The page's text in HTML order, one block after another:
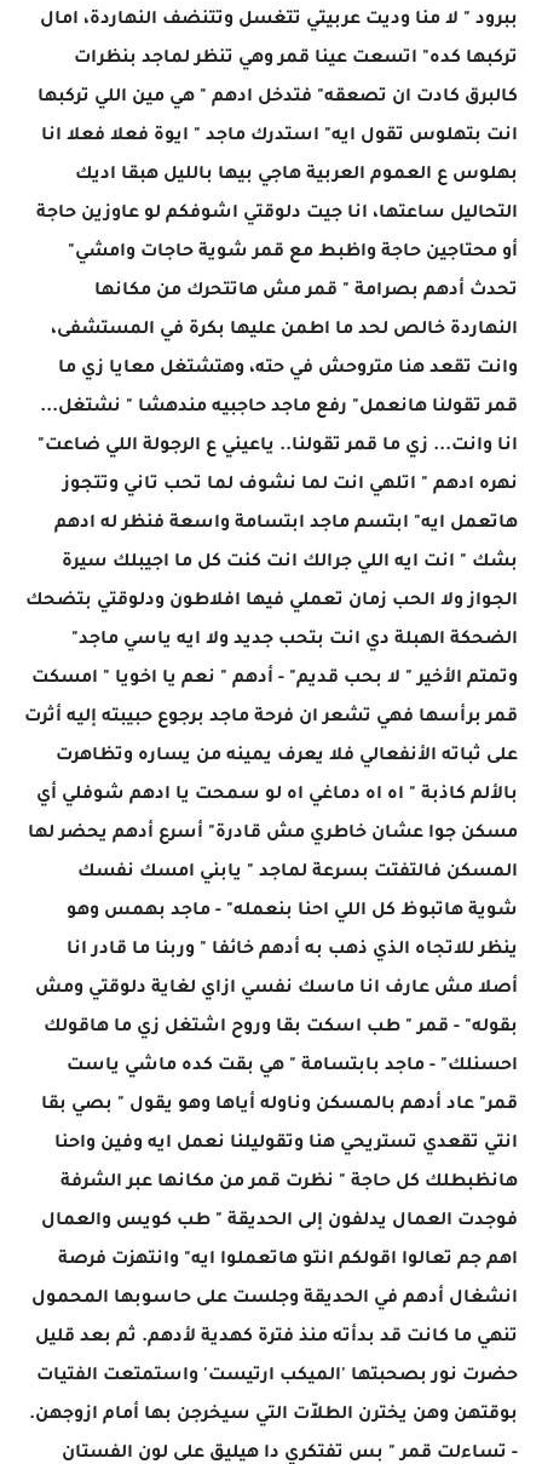
ببرود " لا منا وديت عربيتي تتغسل وتتنضف النهاردة، امال
تركبها كده" اتسعت عينا قمر وهي تنظر لماجد بنظرات
كالبرق كادت ان تصعقه" فتدخل ادهم " هي مين اللي تركبها
انت بتهلوس تقول ايه" استدرك ماجد " ايوة فعلا فعلا انا
بهلوس ع العموم العربية هاجي بيها بالليل هبقا اديك
التحاليل ساعتها، انا جيت دلوقتي اشوفكم لو عاوزين حاجة
أو محتاجين حاجة واظبط مع قمر شوية حاجات وامشي"
تحدث أدهم بصرامة " قمر مش هاتتحرك من مكانها
النهاردة خالص لحد ما اطمن عليها بكرة في المستشفى،
وانت تقعد هنا متروحش في حته، وهتشتغل معايا زي ما
قمر تقولنا هانعمل" رفع ماجد حاجبيه مندهشا " نشتغل...
انا وانت... زي ما قمر تقولنا.. ياعيني ع الرجولة اللي ضاعت"
نهره ادهم " اتلهي انت لما نشوف لما تحب تاني وتتجوز
هاتعمل ايه" ابتسم ماجد ابتسامة واسعة فنظر له ادهم
بشك " انت ايه اللي جرالك انت كنت كل ما اجيبلك سيرة
الجواز ولا الحب زمان تعملي فيها افلاطون ودلوقتي بتضحك
الضحكة الهبلة دي انت بتحب جديد ولا ايه ياسي ماجد"
وتمتم الأخير " لا بحب قديم" - أدهم " نعم يا اخويا " امسكت
قمر برأسها فهي تشعر ان فرحة ماجد برجوع حبيبته إليه أثرت
على ثباته الأنفعالي فلا يعرف يمينه من يساره وتظاهرت
بالألم كاذبة " اه اه دماغي اه لو سمحت يا ادهم شوفلي أي
مسكن جوا عشان خاطري مش قادرة" أسرع أدهم يحضر لها
المسكن فالتفتت بسرعة لماجد " يابني امسك نفسك
شوية هاتبوظ كل اللي احنا بنعمله" - ماجد بهمس وهو
ينظر للاتجاه الذي ذهب به أدهم خائفا " وربنا ما قادر انا
أصلا مش عارف انا ماسك نفسي ازاي لغاية دلوقتي ومش
بقوله" - قمر " طب اسكت بقا وروح اشتغل زي ما هاقولك
احسنلك" - ماجد بابتسامة " هي بقت كده ماشي ياست
قمر" عاد أدهم بالمسكن وناوله أياها وهو يقول " بصي بقا
انتي تقعدي تستريحي هنا وتقوليلنا نعمل ايه وفين واحنا
هانظبطلك كل حاجة " نظرت قمر من مكانها عبر الشرفة
فوجدت العمال يدلفون إلى الحديقة " طب كويس والعمال
اهم جم تعالوا اقولكم انتو هاتعملوا ايه" وانتهزت فرصة
انشغال أدهم في الحديقة وجلست على حاسوبها المحمول
تنهي ما كانت قد بدأته منذ فترة كهدية لأدهم. ثم بعد قليل
حضرت نور بصحبتها 'الميكب ارتيست' واستمتعت الفتيات
بوقتهن وهن يخترن الطلاّت التي سيخرجن بها أمام ازوجهن.
- تساءلت قمر " بس تفتكري دا هيليق على لون الفستان